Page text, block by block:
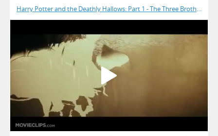
Harry Potter and the Deathly Hallows: Part 1 - The Three Brothers